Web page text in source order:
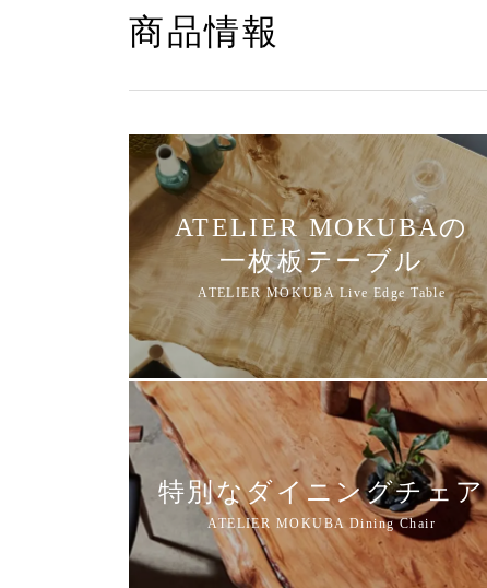
商品情報
ATELIER MOKUBAの
一枚板テーブル
特別なダイニングチェア